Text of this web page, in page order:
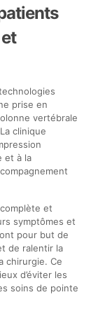
prise en
vertébrale
clinique
et à la
et
symptômes et
pour but de
de ralentir la
chirurgie. Ce
d’éviter les
soins de pointe